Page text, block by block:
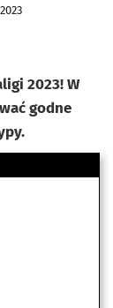
2023! W
godne